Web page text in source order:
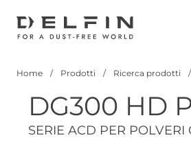
pane
Home Prodotti Ricerca prodotti
DG300 HD
SERIE ACD PER POLVERI